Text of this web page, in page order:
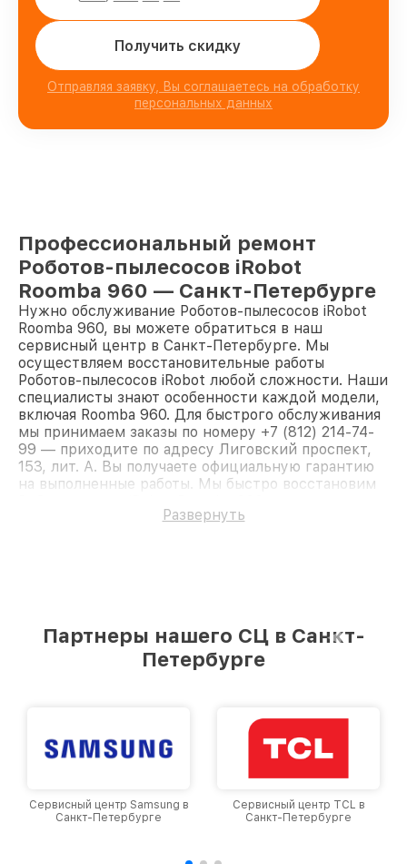
Получить скидку
Отправляя заявку, Вы соглашаетесь на обработку
персональных данных
Профессиональный ремонт
Роботов-пылесосов iRobot
Roomba 960 — Санкт-Петербурге
Нужно обслуживание Роботов-пылесосов iRobot
Roomba 960, вы можете обратиться в наш
сервисный центр в Санкт-Петербурге. Мы
осуществляем восстановительные работы
Роботов-пылесосов iRobot любой сложности. Наши
специалисты знают особенности каждой модели,
включая Roomba 960. Для быстрого обслуживания
мы принимаем заказы по номеру +7 (812) 214-74-
99 — приходите по адресу Лиговский проспект,
153, лит. А. Вы получаете официальную гарантию
на выполненные работы. Мы быстро восстановим
Развернуть
Партнеры нашего СЦ в Санкт-
Петербурге
Сервисный центр TCL в
Санкт-Петербурге
Сервисный центр Viomi в
Санкт-Петербурге